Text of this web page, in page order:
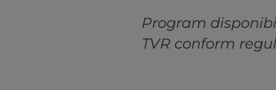
Program
TVR conform